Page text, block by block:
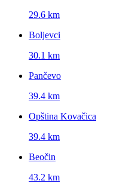
29.6 km
Boljevci
30.1 km
Pančevo
39.4 km
Opština Kovačica
39.4 km
Beočin
43.2 km